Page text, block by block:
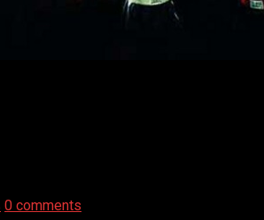
0 comments